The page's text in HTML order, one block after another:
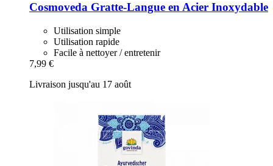
Cosmoveda Gratte-​Langue en Acier Inoxydable
Utilisation simple
Utilisation rapide
Facile à nettoyer / entretenir
7,99 €
Livraison jusqu'au 17 août